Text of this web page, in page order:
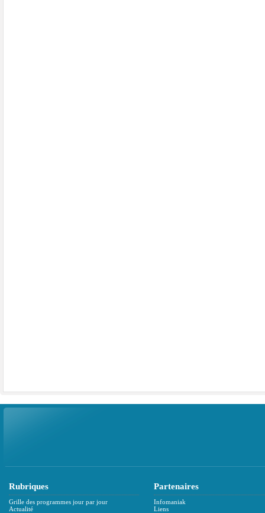
Rubriques
Grille des programmes jour par jour
Actualité
Partenaires
Infomaniak
Liens